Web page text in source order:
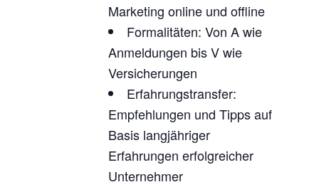
Marketing online und offline
Formalitäten: Von A wie
Anmeldungen bis V wie
Versicherungen
Erfahrungstransfer:
Empfehlungen und Tipps auf
Basis langjähriger
Erfahrungen erfolgreicher
Unternehmer